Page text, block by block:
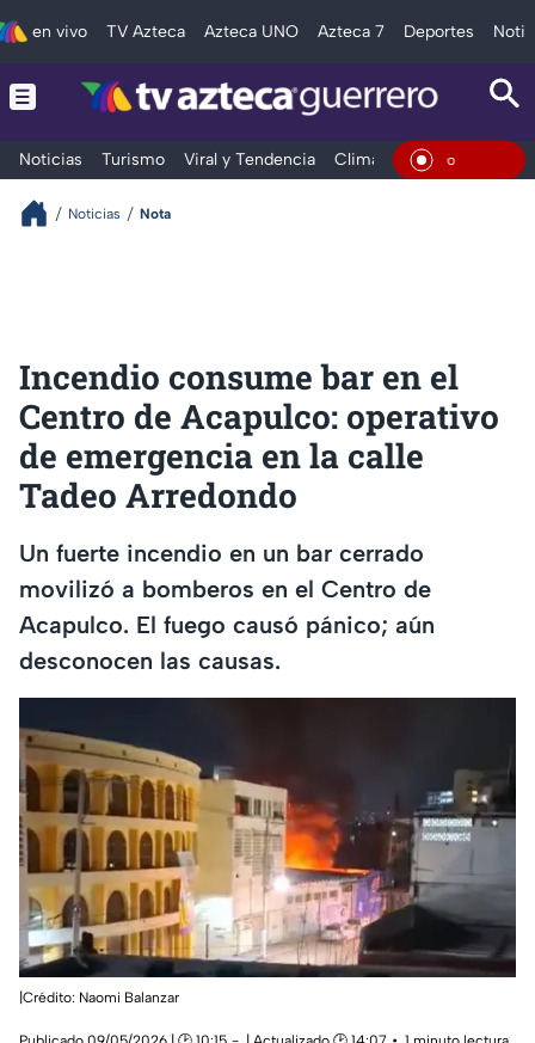
en vivo TV Azteca Azteca UNO Azteca 7 Deportes
Noticias Turismo Viral y Tendencia Clima Deportes En Vivo
Noticias Nota
Incendio consume bar en el
Centro de Acapulco: operativo
de emergencia en la calle
Tadeo Arredondo
Un fuerte incendio en un bar cerrado
movilizó a bomberos en el Centro de
Acapulco. El fuego causó pánico; aún
desconocen las causas.
|Crédito: Naomi Balanzar